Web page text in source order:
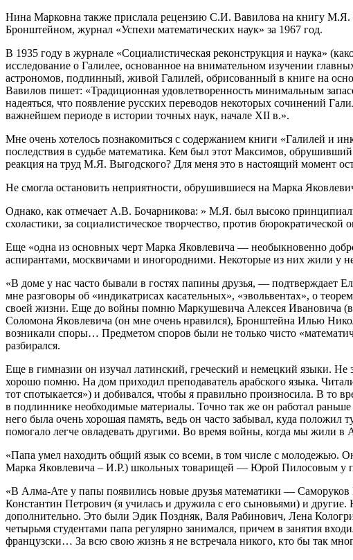
Нина Марковна также прислала рецензию С.И. Вавилова на книгу
Бронштейном, журнал «Успехи математических наук» за 1967 год.
В 1935 году в журнале «Социалистическая реконструкция и наука»
исследование о Галилее, основанное на внимательном изучении
астрономов, подлинный, живой Галилей, обрисованный в книге на
Вавилов пишет: «Традиционная удовлетворенность минимальным
надеяться, что появление русских переводов некоторых сочинений
важнейшем периоде в истории точных наук, начале ХII в.».
Мне очень хотелось познакомиться с содержанием книги «Галилей и
последствия в судьбе математика. Кем был этот Максимов,
реакция на труд М.Я. Выгодского? Для меня это в настоящий момент
Не смогла остановить неприятности, обрушившиеся на Марка
Однако, как отмечает А.В. Бочарникова: » М.Я. был высоко
схоластики, за социалистическое творчество, против
Еще «одна из основных черт Марка Яковлевича — необыкновенно
аспирантами, москвичами и иногородними. Некоторые из них жили у
«В доме у нас часто бывали в гостях папины друзья, —
мне разговоры об «индикатрисах касательных», «эвольвентах», о
своей жизни. Еще до войны помню Маркушевича Алексея Ивановича
Соломона Яковлевича (он мне очень нравился), Бронштейна Илью
возникали споры… Предметом споров были не только чисто
разбирался.
Еще в гимназии он изучал латинский, греческий и немецкий языки. Не
хорошо помню. На дом приходил преподаватель арабского языка.
тот спотыкается») и добивался, чтобы я правильно произносила. В то
в подлиннике необходимые материалы. Точно так же он работал
него была очень хорошая память, ведь он часто забывал, куда
помогало легче овладевать другими. Во время войны, когда мы жили в
«Папа умел находить общий язык со всеми, в том числе с молодежью.
Марка Яковлевича – И.Р.) школьных товарищей — Юрой Пилосовым у
«В Алма-Ате у папы появились новые друзья математики —
Константин Петрович (я училась и дружила с его сыновьями) и
дополнительно. Это были Эдик Поздняк, Валя Рабинович, Лена
четырьмя студентами папа регулярно занимался, причем в занятия
французски… За всю свою жизнь я не встречала никого, кто бы так